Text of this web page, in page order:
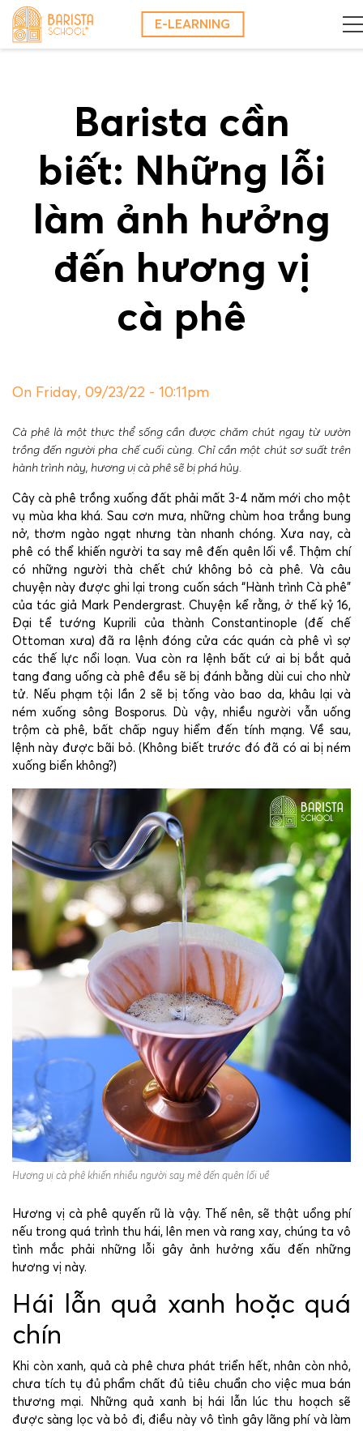
Skip
content
E-LEARNING
Barista cần
biết: Những lỗi
làm ảnh hưởng
đến hương vị
cà phê
On Friday, 09/23/22 - 10:11pm
Cà phê là một thực thể sống cần được chăm chút ngay từ vườn
trồng đến người pha chế cuối cùng. Chỉ cần một chút sơ suất trên
hành trình này, hương vị cà phê sẽ bị phá hủy.
Cây cà phê trồng xuống đất phải mất 3-4 năm mới cho một
vụ mùa kha khá. Sau cơn mưa, những chùm hoa trắng bung
nở, thơm ngào ngạt nhưng tàn nhanh chóng. Xưa nay, cà
phê có thể khiến người ta say mê đến quên lối về. Thậm chí
có những người thà chết chứ không bỏ cà phê. Và câu
chuyện này được ghi lại trong cuốn sách “Hành trình Cà phê”
của tác giả Mark Pendergrast. Chuyện kể rằng, ở thế kỷ 16,
Đại tể tướng Kuprili của thành Constantinople (đế chế
Ottoman xưa) đã ra lệnh đóng cửa các quán cà phê vì sợ
các thế lực nổi loạn. Vua còn ra lệnh bất cứ ai bị bắt quả
tang đang uống cà phê đều sẽ bị đánh bằng dùi cui cho nhừ
tử. Nếu phạm tội lần 2 sẽ bị tống vào bao da, khâu lại và
ném xuống sông Bosporus. Dù vậy, nhiều người vẫn uống
trộm cà phê, bất chấp nguy hiểm đến tính mạng. Về sau,
lệnh này được bãi bỏ. (Không biết trước đó đã có ai bị ném
xuống biển không?)
Hương vị cà phê khiến nhiều người say mê đến quên lối về
Hương vị cà phê quyến rũ là vậy. Thế nên, sẽ thật uổng phí
nếu trong quá trình thu hái, lên men và rang xay, chúng ta vô
tình mắc phải những lỗi gây ảnh hưởng xấu đến những
hương vị này.
Hái lẫn quả xanh hoặc quá
chín
Khi còn xanh, quả cà phê chưa phát triển hết, nhân còn nhỏ,
chưa tích tụ đủ phẩm chất đủ tiêu chuẩn cho việc mua bán
thương mại. Những quả xanh bị hái lẫn lúc thu hoạch sẽ
được sàng lọc và bỏ đi, điều này vô tình gây lãng phí và làm